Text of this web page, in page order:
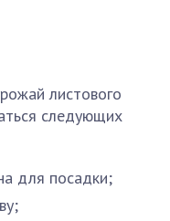
листового
следующих
для посадки;